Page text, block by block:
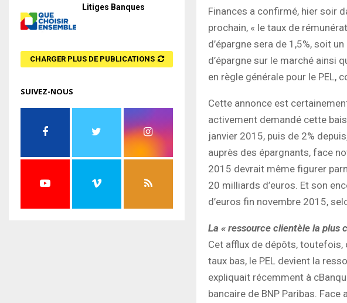
Finances a confirmé, hier soir
prochain, « le taux de
d’épargne sera de 1,5%, soit
d’épargne sur le marché ainsi
en règle générale pour le PEL,
Cette annonce est
activement demandé cette
janvier 2015, puis de 2%
auprès des épargnants, face
2015 devrait même figurer
20 milliards d’euros. Et son
d’euros fin novembre 2015,
La « ressource clientèle la plus
Cet afflux de dépôts, toutefois,
taux bas, le PEL devient la
expliquait récemment à
bancaire de BNP Paribas.
Litiges Banques
CHARGER PLUS DE PUBLICATIONS
SUIVEZ-NOUS